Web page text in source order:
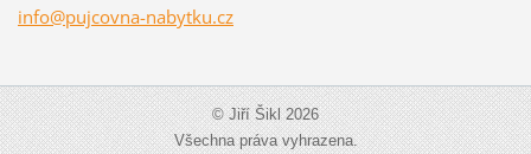
info@pujcovna-nabytku.cz
© Jiří Šikl 2026
Všechna práva vyhrazena.